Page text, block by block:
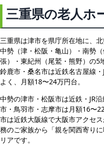
三重県の老人ホ
三重県は津市を県庁所在地に、
中勢（津・松阪・亀山）・南勢
張）・東紀州（尾鷲・熊野）の5
鈴鹿市・桑名市は近鉄名古屋線
よく、月額18〜24万円台。
中勢の津市・松阪市は近鉄・JR
市・鳥羽市・志摩市は月額16〜
市は近鉄大阪線で大阪市アクセ
務のご家族から「親を関西寄り
リアです。